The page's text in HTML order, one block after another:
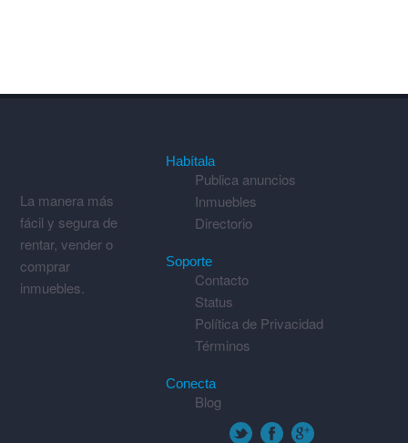
La manera más
fácil y segura de
rentar, vender o
comprar
inmuebles.
Habítala
Publica anuncios
Inmuebles
Directorio
Soporte
Contacto
Status
Política de Privacidad
Términos
Conecta
Blog